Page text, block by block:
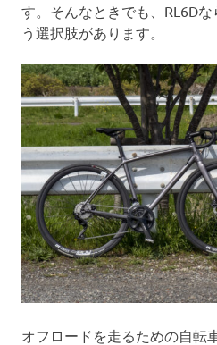
す。そんなときでも、RL6D
う選択肢があります。
オフロードを走るための自転